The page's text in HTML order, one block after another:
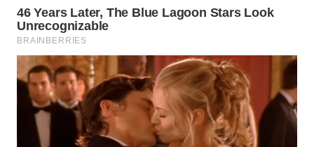
WN
KARAWANG
WN
BEKASI
WN
BOGOR